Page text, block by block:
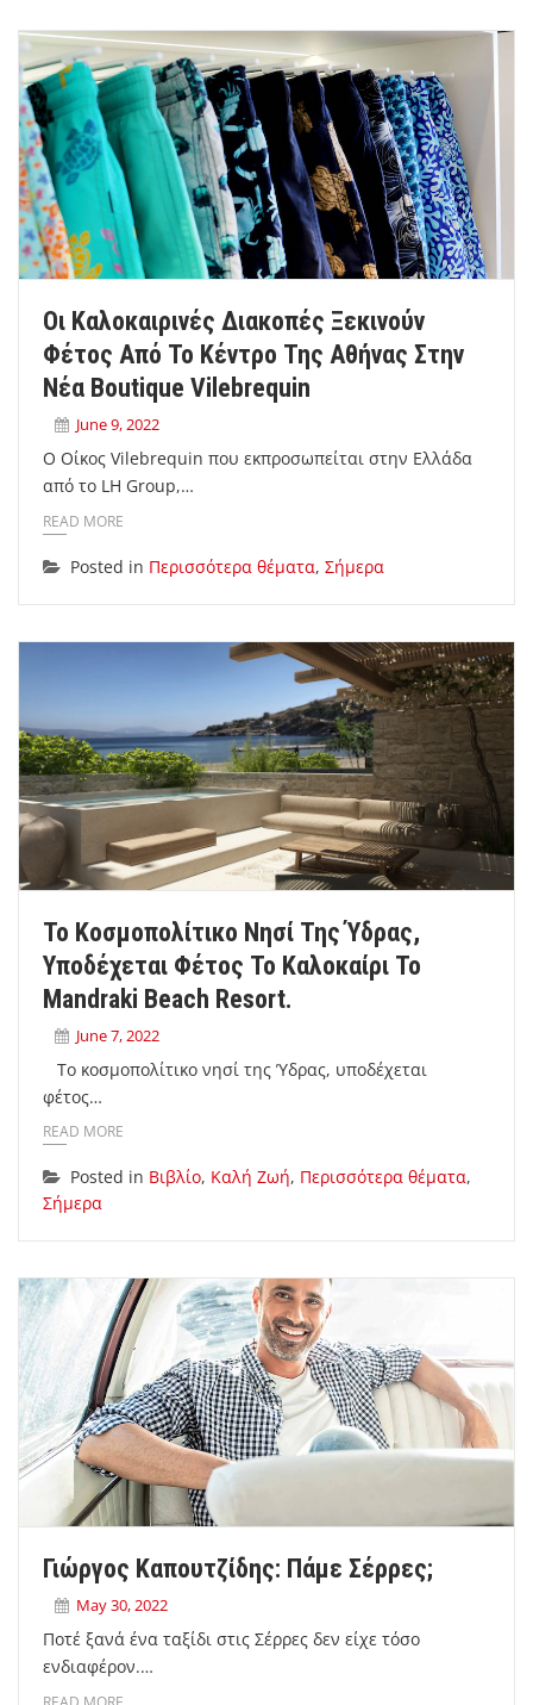
Οι Καλοκαιρινές Διακοπές Ξεκινούν
Φέτος Από Το Κέντρο Της Αθήνας Στην
Νέα Boutique Vilebrequin
June 9, 2022
Ο Οίκος Vilebrequin που εκπροσωπείται στην Ελλάδα
από το LH Group,…
READ MORE
Posted in Περισσότερα θέματα, Σήμερα
Το Κοσμοπολίτικο Νησί Της Ύδρας,
Υποδέχεται Φέτος Το Καλοκαίρι Το
Mandraki Beach Resort.
June 7, 2022
Το κοσμοπολίτικο νησί της Ύδρας, υποδέχεται
φέτος…
READ MORE
Posted in Βιβλίο, Καλή Ζωή, Περισσότερα θέματα,
Σήμερα
Γιώργος Καπουτζίδης: Πάμε Σέρρες;
May 30, 2022
Ποτέ ξανά ένα ταξίδι στις Σέρρες δεν είχε τόσο
ενδιαφέρον.…